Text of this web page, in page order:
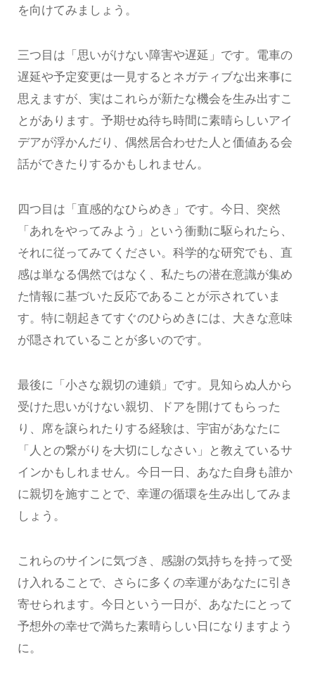
を向けてみましょう。
三つ目は「思いがけない障害や遅延」です。電車の
遅延や予定変更は一見するとネガティブな出来事に
思えますが、実はこれらが新たな機会を生み出すこ
とがあります。予期せぬ待ち時間に素晴らしいアイ
デアが浮かんだり、偶然居合わせた人と価値ある会
話ができたりするかもしれません。
四つ目は「直感的なひらめき」です。今日、突然
「あれをやってみよう」という衝動に駆られたら、
それに従ってみてください。科学的な研究でも、直
感は単なる偶然ではなく、私たちの潜在意識が集め
た情報に基づいた反応であることが示されていま
す。特に朝起きてすぐのひらめきには、大きな意味
が隠されていることが多いのです。
最後に「小さな親切の連鎖」です。見知らぬ人から
受けた思いがけない親切、ドアを開けてもらった
り、席を譲られたりする経験は、宇宙があなたに
「人との繋がりを大切にしなさい」と教えているサ
インかもしれません。今日一日、あなた自身も誰か
に親切を施すことで、幸運の循環を生み出してみま
しょう。
これらのサインに気づき、感謝の気持ちを持って受
け入れることで、さらに多くの幸運があなたに引き
寄せられます。今日という一日が、あなたにとって
予想外の幸せで満ちた素晴らしい日になりますよう
に。